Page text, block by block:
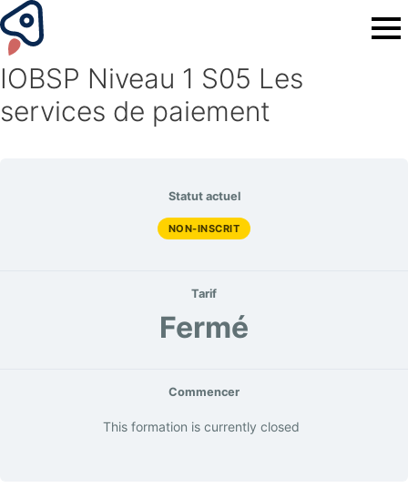
IOBSP Niveau 1 S05 Les
services de paiement
Statut actuel
NON-INSCRIT
Tarif
Fermé
Commencer
This formation is currently closed